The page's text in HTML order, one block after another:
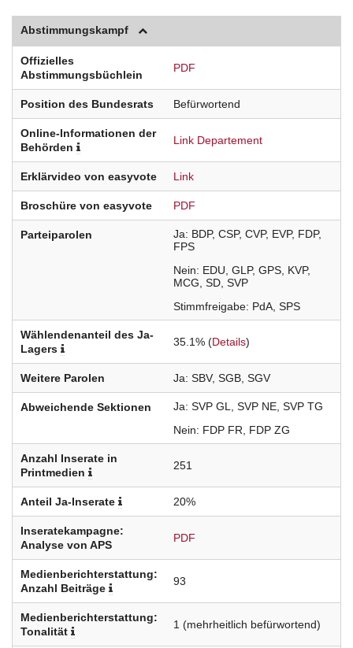
Abstimmungskampf
Offizielles
Abstimmungsbüchlein
PDF
Position des Bundesrats Befürwortend
Online-Informationen der
Behörden
Link Departement
Erklärvideo von easyvote Link
Broschüre von easyvote PDF
Parteiparolen Ja BDP CSP CVP EVP FDP
FPS
Nein
EDU GLP GPS KVP
MCG SD SVP
Stimmfreigabe PdA SPS
Wählendenanteil des Ja-
Lagers
35.1% (Details)
Weitere Parolen Ja SBV SGB SGV
Abweichende Sektionen Ja SVP GL SVP NE SVP TG
Nein
FDP FR FDP ZG
Anzahl Inserate in
Printmedien
251
Anteil Ja-Inserate 20%
Inseratekampagne:
Analyse von APS
PDF
Medienberichterstattung:
Anzahl Beiträge
93
Medienberichterstattung:
Tonalität
1 (mehrheitlich befürwortend)